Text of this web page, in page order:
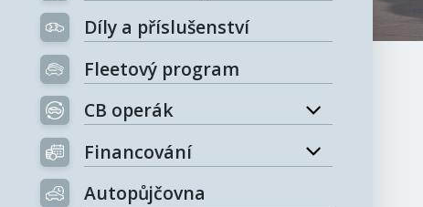
Díly a příslušenství
Fleetový program
CB operák
Financování
Autopůjčovna